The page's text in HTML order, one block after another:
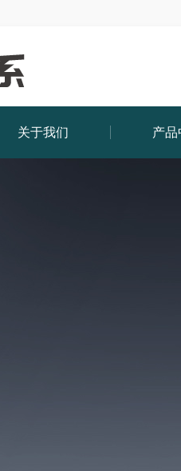
关于我们 产品